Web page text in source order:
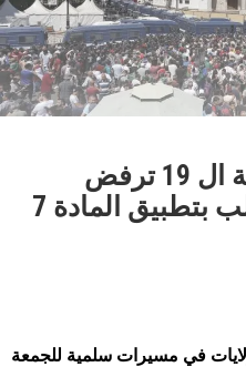
غالبية شعارات الجمعة ال 19 ترفض
تجميد الدستور و تطالب بتطبيق المادة 7
في مسيرات سلمية للجمعة